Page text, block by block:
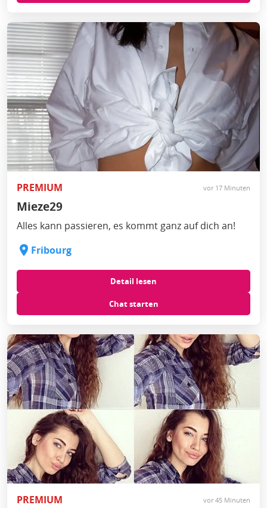
PREMIUM vor 17 Minuten
Mieze29
Alles kann passieren, es kommt ganz auf dich an!
Fribourg
Detail lesen
Chat starten
PREMIUM vor 45 Minuten